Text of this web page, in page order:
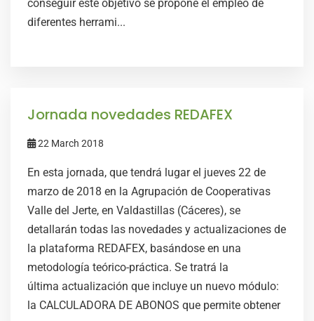
conseguir este objetivo se propone el empleo de
diferentes herrami...
Jornada novedades REDAFEX
22 March 2018
En esta jornada, que tendrá lugar el jueves 22 de
marzo de 2018 en la Agrupación de Cooperativas
Valle del Jerte, en Valdastillas (Cáceres), se
detallarán todas las novedades y actualizaciones de
la plataforma REDAFEX, basándose en una
metodología teórico-práctica. Se tratrá la
última actualización que incluye un nuevo módulo:
la CALCULADORA DE ABONOS que permite obtener